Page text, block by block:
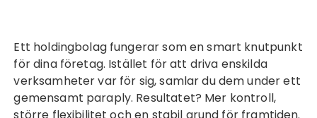
Ett holdingbolag fungerar som en smart knutpunkt
för dina företag. Istället för att driva enskilda
verksamheter var för sig, samlar du dem under ett
gemensamt paraply. Resultatet? Mer kontroll,